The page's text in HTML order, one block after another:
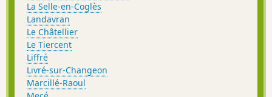
La Selle-en-Coglès
Landavran
Le Châtellier
Le Tiercent
Liffré
Livré-sur-Changeon
Marcillé-Raoul